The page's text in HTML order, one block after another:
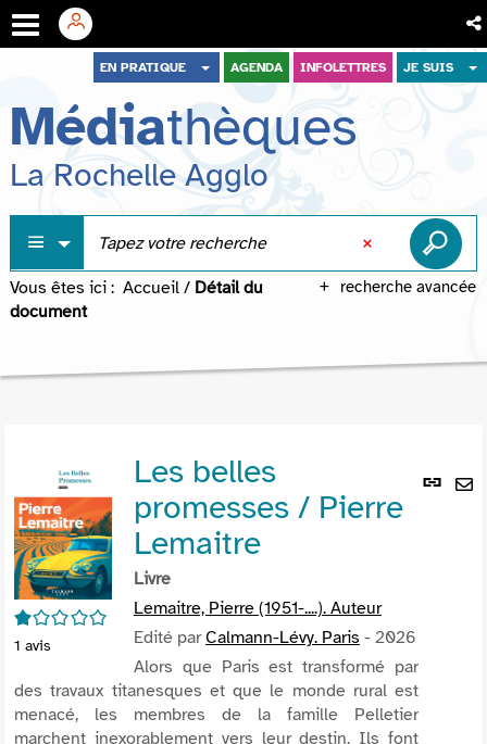
menu
contenu
recherche
EN PRATIQUE AGENDA INFOLETTRES JE SUIS
Médiathèques
La Rochelle Agglo
recherche avancée
Vous êtes ici : Accueil / Détail du
document
Lien
1/5
1 avis
Les belles
promesses / Pierre
Lemaitre
Livre
Lemaitre, Pierre (1951-....). Auteur
Edité parCalmann-Lévy. Paris - 2026
Alors que Paris est transformé par
des travaux titanesques et que le monde rural est
menacé, les membres de la famille Pelletier
marchent inexorablement vers leur destin. Ils font